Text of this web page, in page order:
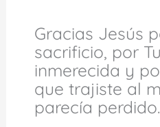
Gracias Jesús
sacrificio, por
inmerecida y
que trajiste al
parecía perdido.